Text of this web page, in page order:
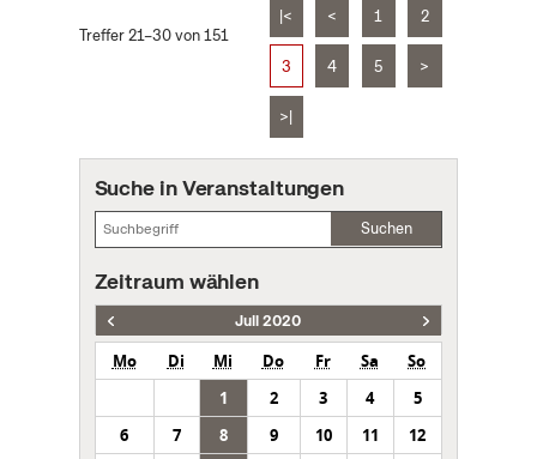
Treffer 21–30 von 151
|< < 1 2
3 4 5 >
>|
Suche in Veranstaltungen
Suchen
Zeitraum wählen
Juli 2020
Mo Di Mi Do Fr Sa
So
1
2 3 4
5
6
7 8 9 10 11
12